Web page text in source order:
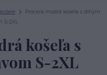
Procera modrá košeľa s dlhým
S-2XL
košeľa s
S-2XL